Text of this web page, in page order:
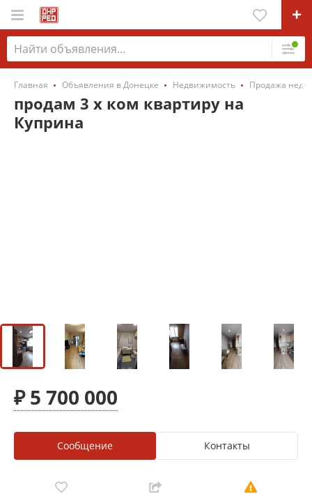
Главная Объявления в Донецке Недвижимость Продажа
продам 3 х ком квартиру на
Куприна
₽ 5 700 000
Сообщение Контакты